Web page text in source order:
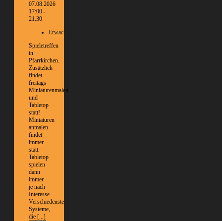
07.08.2026
17:00 -
21:30
Erwachsene
Spieletreffen
in
Pfarrkirchen.
Zusätzlich
findet
freitags
Miniaturenmalen
und
Tabletop
statt!
Miniaturen
anmalen
findet
immer
statt.
Tabletop
spielen
dann
immer
je nach
Interesse.
Verschiedenste
Systeme,
die [...]